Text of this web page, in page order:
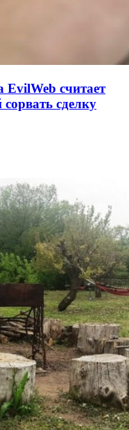
EvilWeb считает
сделку